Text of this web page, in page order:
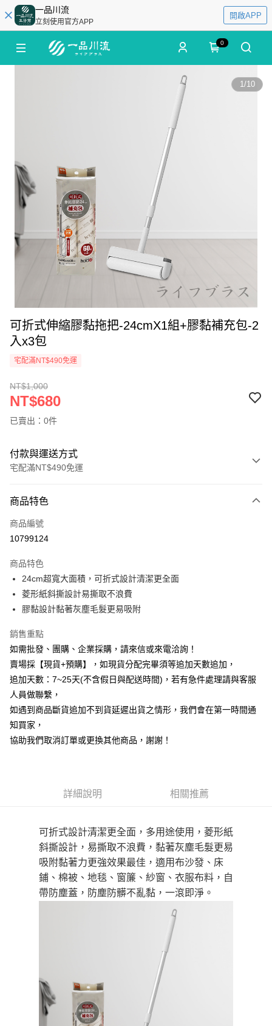
一品川流
立刻使用官方APP
開啟APP
0
1/10
可折式伸縮膠黏拖把-24cmX1組+膠黏補充包-2
入x3包
宅配滿NT$490免運
NT$1,000
NT$680
已賣出：0件
付款與運送方式
宅配滿NT$490免運
信用卡一次付款
LINE Pay
街口支付
悠遊付
AFTEE先享後付
相關說明
AFTEE先享後付是「在收到商品之後才付款」的支付方式。 讓您購物簡單
便利好安心！
１．簡單：不需註冊會員、不需綁卡、不需儲值。
２．便利：只要手機號碼，簡訊認證，即可結帳。
３．安心：先確認商品／服務後，再付款。
３．收到繳費通知簡訊後14天內，點擊此簡訊中的連結，可透過四大超商／
後付繳納相關費用。
※ 交易是否成功請以「AFTEE先享後付 」之結帳頁面顯示為準，若有關於
是否繳費成功／繳費後需取消欲退款等相關疑問，請聯繫「AFTEE先享後付
客戶支援中心」https://netprotections.freshdesk.com/support/home
【注意事項】
１．透過由恩沛科技股份有限公司提供之「AFTEE先享後付」服務完成之交
易，需依本服務之必要範圍內提供個人資料，並將交易相關給付款項請求債
３．未成年的使用者請事先徵得法定代理人或監護人之同意方可使用
「AFTEE先享後付」，若未經同意申辦者引起之損失，本公司不負相關責
４．使用「AFTEE先享後付」時，將依據個別帳號之用戶狀況，依本公司即
時審查核予不同之上限額度；若仍有額度不足之情形，本公司將視審查結果
請求用戶進行身份認證。
５．嚴禁一人註冊多個帳號或使用他人資訊註冊。若發現惡意使用之情形，
ATM付款
商品特色
商品編號
10799124
商品特色
24cm超寬大面積，可折式設計清潔更全面
菱形紙斜撕設計易撕取不浪費
膠黏設計黏著灰塵毛髮更易吸附
銷售重點
如需批發、團購、企業採購，請來信或來電洽詢！
賣場採【現貨+預購】，如現貨分配完畢須等追加天數追加，
追加天數：7~25天(不含假日與配送時間)，若有急件處理請與客服
人員做聯繫，
如遇到商品斷貨追加不到貨延遲出貨之情形，我們會在第一時間通
知買家，
協助我們取消訂單或更換其他商品，謝謝！
詳細說明 相關推薦
可折式設計清潔更全面，多用途使用，菱形紙
斜撕設計，易撕取不浪費，黏著灰塵毛髮更易
吸附黏著力更強效果最佳，適用布沙發、床
鋪、棉被、地毯、窗簾、紗窗、衣服布料，自
帶防塵蓋，防塵防髒不亂黏，一滾即淨。